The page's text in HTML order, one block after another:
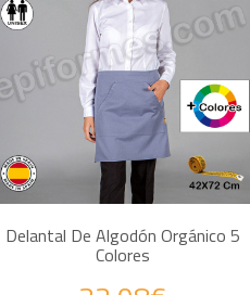
Delantal De Algodón Orgánico 5
Colores